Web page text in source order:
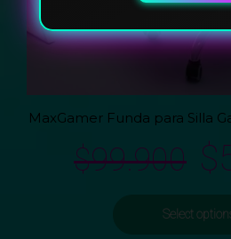
MaxGamer Funda para Silla
$99.900 $
Select